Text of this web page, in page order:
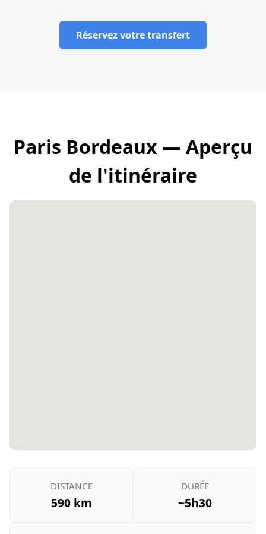
Réservez votre transfert
Paris Bordeaux — Aperçu
de l'itinéraire
DISTANCE
590 km
DURÉE
~5h30